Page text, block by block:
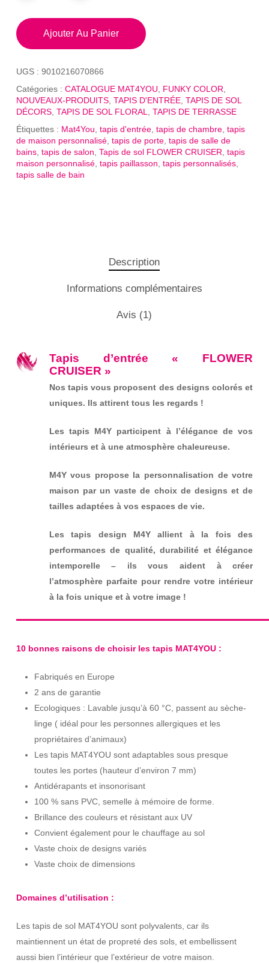
Ajouter Au Panier
UGS : 9010216070866
Catégories : CATALOGUE MAT4YOU FUNKY COLOR
NOUVEAUX-PRODUITS, TAPIS D'ENTRÉE, TAPIS DE SOL
DÉCORS, TAPIS DE SOL FLORAL
TAPIS DE TERRASSE
Étiquettes : Mat4You tapis d'entrée, tapis de chambre, tapis
de maison personnalisé, tapis de porte, tapis de salle de
bains, tapis de salon Tapis de sol FLOWER CRUISER tapis
maison personnalisé, tapis paillasson tapis personnalisés,
tapis salle de bain
Description
Informations complémentaires
Avis (1)
Tapis d’entrée « FLOWER
CRUISER »
Nos tapis vous proposent des designs colorés et
uniques. Ils attirent tous les regards !
Les tapis M4Y participent à l’élégance de vos
intérieurs et à une atmosphère chaleureuse.
M4Y vous propose la personnalisation de votre
maison par un vaste de choix de designs et de
tailles adaptées à vos espaces de vie.
Les tapis design M4Y allient à la fois des
performances de qualité, durabilité et élégance
intemporelle – ils vous aident à créer
l’atmosphère parfaite pour rendre votre intérieur
à la fois unique et à votre image !
10 bonnes raisons de choisir les tapis MAT4YOU :
Fabriqués en Europe
2 ans de garantie
Ecologiques : Lavable jusqu’à 60 °C, passent au sèche-
linge ( idéal pour les personnes allergiques et les
propriétaires d’animaux)
Les tapis MAT4YOU sont adaptables sous presque
toutes les portes (hauteur d’environ 7 mm)
Antidérapants et insonorisant
100 % sans PVC, semelle à mémoire de forme.
Brillance des couleurs et résistant aux UV
Convient également pour le chauffage au sol
Vaste choix de designs variés
Vaste choix de dimensions
Domaines d’utilisation :
Les tapis de sol MAT4YOU sont polyvalents, car ils
maintiennent un état de propreté des sols, et embellissent
aussi bien l’intérieur que l’extérieur de votre maison.